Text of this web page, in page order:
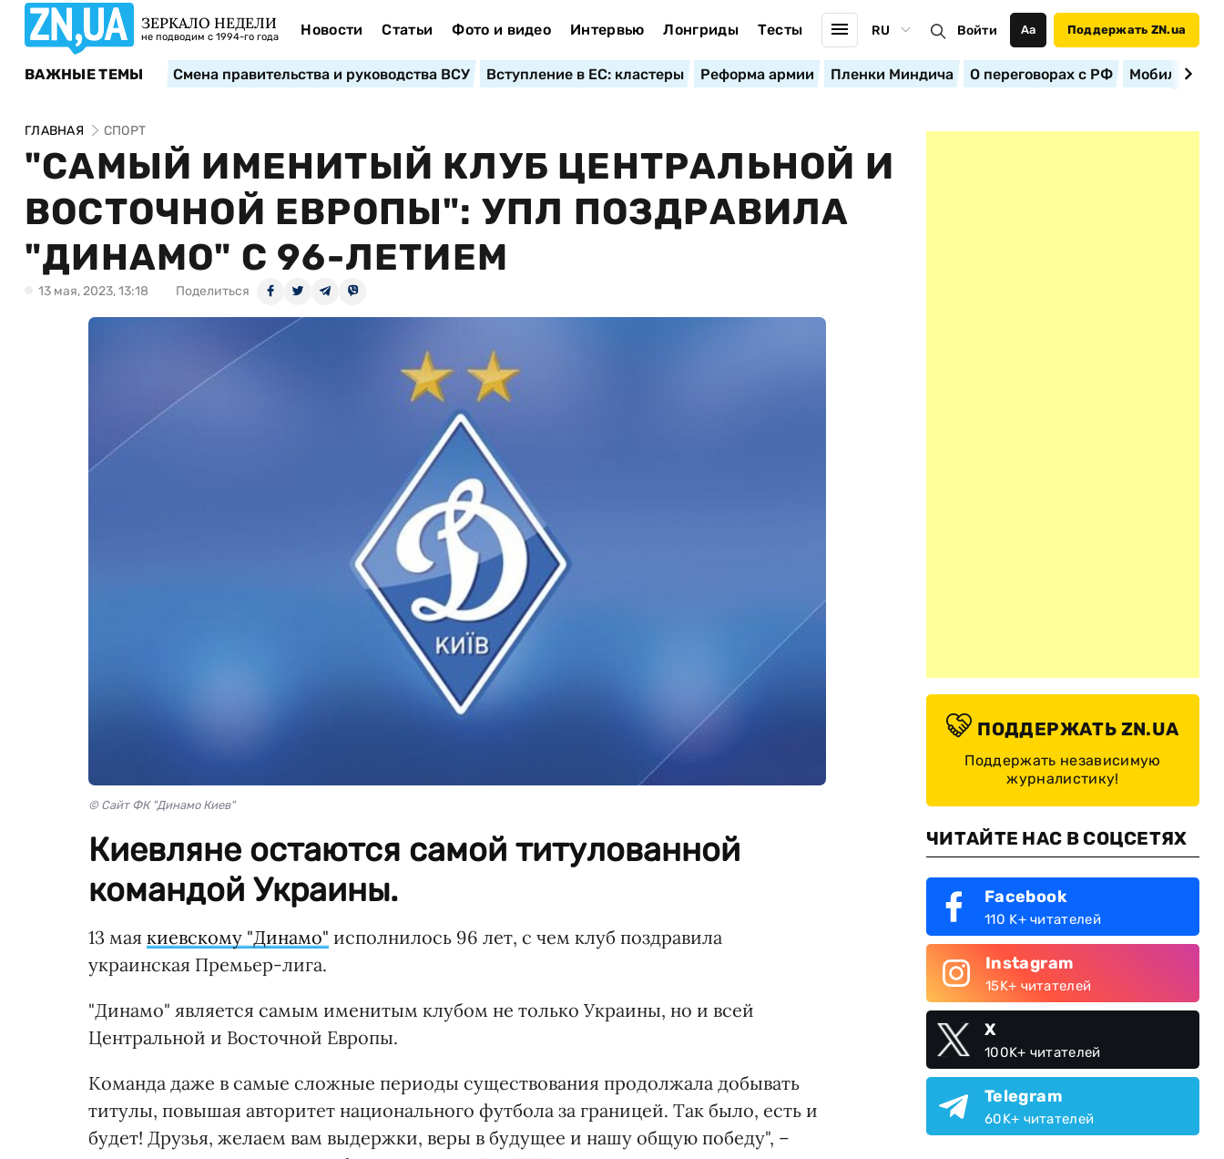
ЗЕРКАЛО НЕДЕЛИ
не подводим с 1994-го года Новости Статьи Фото и видео Интервью Лонгриды Тесты RU Войти Аа Поддержать ZN.ua
ВАЖНЫЕ ТЕМЫ Смена правительства и руководства ВСУ Вступление в ЕС: кластеры Реформа армии Пленки Миндича О переговорах с РФ
ГЛАВНАЯ СПОРТ
"САМЫЙ ИМЕНИТЫЙ КЛУБ ЦЕНТРАЛЬНОЙ И
ВОСТОЧНОЙ ЕВРОПЫ": УПЛ ПОЗДРАВИЛА
"ДИНАМО" С 96-ЛЕТИЕМ
13 мая, 2023, 13:18 Поделиться
© Сайт ФК "Динамо Киев"
Киевляне остаются самой титулованной
командой Украины.
13 мая киевскому "Динамо" исполнилось 96 лет, с чем клуб поздравила
украинская Премьер-лига.
"Динамо" является самым именитым клубом не только Украины, но и всей
Центральной и Восточной Европы.
Команда даже в самые сложные периоды существования продолжала добывать
титулы, повышая авторитет национального футбола за границей. Так было, есть и
будет! Друзья, желаем вам выдержки, веры в будущее и нашу общую победу", –
ПОДДЕРЖАТЬ ZN.UA
Поддержать независимую
журналистику!
ЧИТАЙТЕ НАС В СОЦСЕТЯХ
Facebook
110 K+ читателей
Instagram
15K+ читателей
X
100K+ читателей
Telegram
60K+ читателей